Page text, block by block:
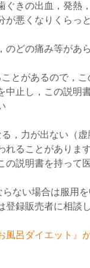
ぐきの出血，発熱
が悪くなりくらっ
どの痛み等があら
とがあるので，こ
中止し，この説明
，力が出ない（
れることがありま
の説明書を持って
ない場合は服用
登録販売者に相談
風呂ダイエット』